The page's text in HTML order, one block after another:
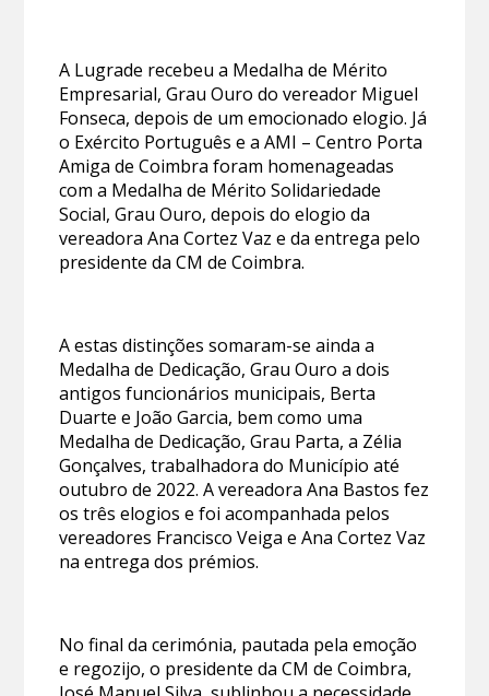
A Lugrade recebeu a Medalha de Mérito
Empresarial, Grau Ouro do vereador Miguel
Fonseca, depois de um emocionado elogio. Já
o Exército Português e a AMI – Centro Porta
Amiga de Coimbra foram homenageadas
com a Medalha de Mérito Solidariedade
Social, Grau Ouro, depois do elogio da
vereadora Ana Cortez Vaz e da entrega pelo
presidente da CM de Coimbra.
A estas distinções somaram-se ainda a
Medalha de Dedicação, Grau Ouro a dois
antigos funcionários municipais, Berta
Duarte e João Garcia, bem como uma
Medalha de Dedicação, Grau Parta, a Zélia
Gonçalves, trabalhadora do Município até
outubro de 2022. A vereadora Ana Bastos fez
os três elogios e foi acompanhada pelos
vereadores Francisco Veiga e Ana Cortez Vaz
na entrega dos prémios.
No final da cerimónia, pautada pela emoção
e regozijo, o presidente da CM de Coimbra,